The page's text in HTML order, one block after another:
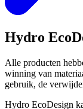
Hydro
Alle producten
winning van
gebruik, de
Hydro EcoDesign